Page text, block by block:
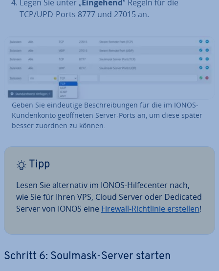
Legen Sie unter „Eingehend“ Regeln für die
TCP/UPD-Ports 8777 und 27015 an.
Geben Sie ein­deu­ti­ge Be­schrei­bun­gen für die im IONOS-
Kun­den­kon­to ge­öff­ne­ten Server-Ports an, um diese später
besser zuordnen zu können.
Tipp
Lesen Sie al­ter­na­tiv im IONOS-Hilfe­cen­ter nach,
wie Sie für Ihren VPS, Cloud Server oder Dedicated
Server von IONOS eine Firewall-Richt­li­nie erstellen!
Schritt 6: Soulmask-Server starten